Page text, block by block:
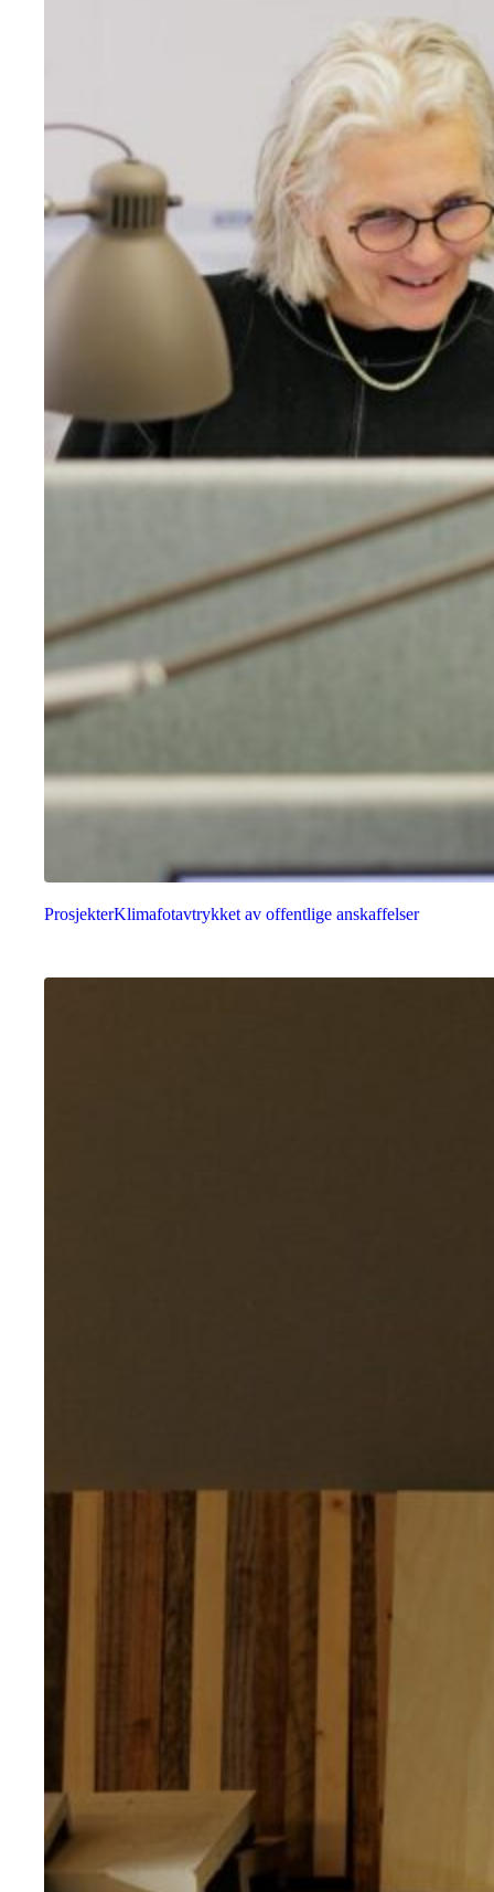
ProsjekterKlimafotavtrykket av offentlige anskaffelser